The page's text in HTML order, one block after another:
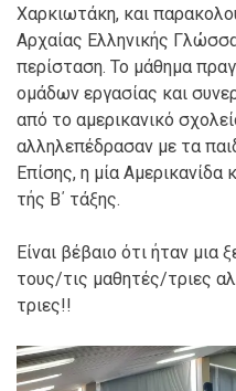
Χαρκιωτάκη, και
Αρχαίας Ελληνικής
περίσταση. Το μάθημα
ομάδων εργασίας και
από το αμερικανικό
αλληλεπέδρασαν με τα
Επίσης, η μία Αμερικανίδα
τής Β΄ τάξης.
Είναι βέβαιο ότι ήταν μια
τους/τις μαθητές/τριες
τριες!!